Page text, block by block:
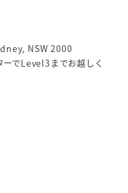
NSW 2000
でLevel3までお越しく